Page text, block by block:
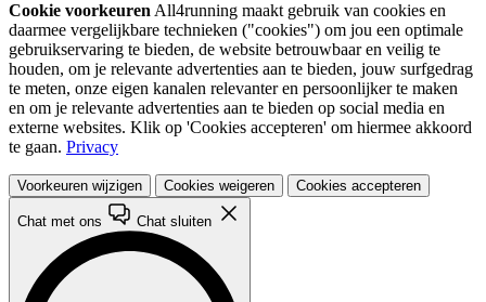
Cookie voorkeuren All4running maakt gebruik van cookies en
daarmee vergelijkbare technieken ("cookies") om jou een optimale
gebruikservaring te bieden, de website betrouwbaar en veilig te
houden, om je relevante advertenties aan te bieden, jouw surfgedrag
te meten, onze eigen kanalen relevanter en persoonlijker te maken
en om je relevante advertenties aan te bieden op social media en
externe websites. Klik op 'Cookies accepteren' om hiermee akkoord
te gaan. Privacy
Voorkeuren wijzigen Cookies weigeren Cookies accepteren
Chat met ons Chat sluiten